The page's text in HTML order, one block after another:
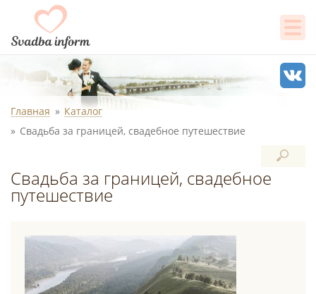
Главная
Каталог
Свадьба за границей, свадебное путешествие
Свадьба за границей, свадебное
путешествие